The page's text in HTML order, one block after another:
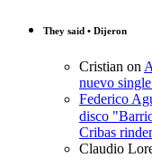
They said • Dijeron
Cristian on
nuevo
Federico
disco
Cribas
Claudio